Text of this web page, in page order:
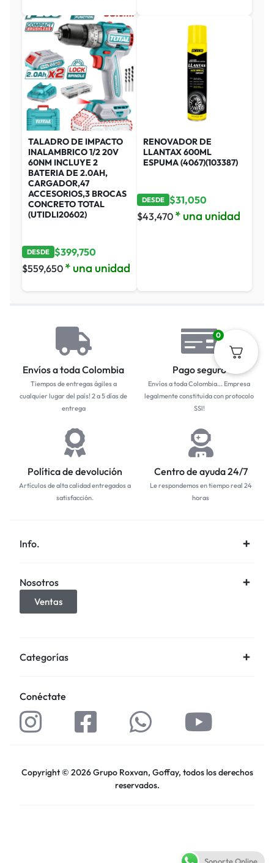
TALADRO DE IMPACTO
INALAMBRICO 1/2 20V
60NM INCLUYE 2
BATERIA DE 2.0AH,
CARGADOR,47
ACCESORIOS,3 BROCAS
CONCRETO TOTAL
(UTIDLI20602)
DESDE $399,750
$559,650 * una unidad
RENOVADOR DE
LLANTAX 600ML
ESPUMA (4067)(103387)
DESDE $31,050
$43,470 * una unidad
Envíos a toda Colombia
Tiempos de entregas ágiles a
cualquier lugar del país! 2 a 5 días de
entrega
Pago seguro
Envíos a toda Colombia... Empresa
legalmente constituida con protocolo
SSl!
Política de devolución
Artículos de alta calidad entregados a
satisfacción.
Centro de ayuda 24/7
Le respondemos en tiempo real 24
horas
Info.
Nosotros
Ventas
Categorías
Conéctate
Copyright © 2026 Grupo Roxvan, Goffay, todos los derechos
reservados.
0